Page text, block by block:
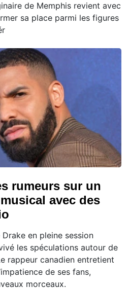
de Memphis revient avec
sa place parmi les figures
rumeurs sur un
avec des
en pleine session
les spéculations autour de
rappeur canadien entretient
de ses fans,
morceaux.